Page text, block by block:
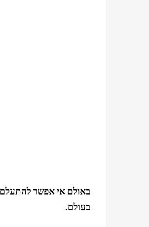
באולם אי אפשר
בעולם.